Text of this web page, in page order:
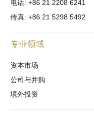
电话: +86 21 2208 6241
传真: +86 21 5298 5492
专业领域
资本市场
公司与并购
境外投资